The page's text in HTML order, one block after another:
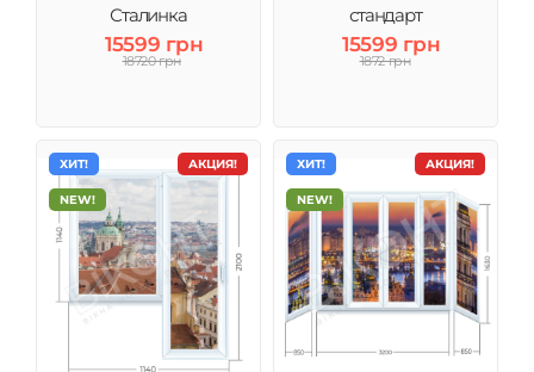
Сталинка
15599 грн
18720 грн
стандарт
15599 грн
1872 грн
АКЦИЯ!
ХИТ!
NEW!
АКЦИЯ!
ХИТ!
NEW!